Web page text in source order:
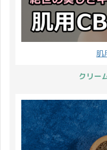
肌
クリー